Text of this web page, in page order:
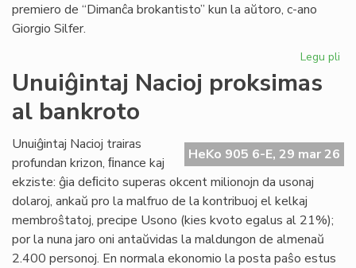
premiero de “Dimanĉa brokantisto” kun la aŭtoro, c-ano
Giorgio Silfer.
Legu pli
la
Unuiĝintaj Nacioj proksimas
al bankroto
HeKo 905 6-E, 29 mar 26
Unuiĝintaj Nacioj trairas
profundan krizon, ﬁnance kaj
ekziste: ĝia deﬁcito superas okcent milionojn da usonaj
dolaroj, ankaŭ pro la malfruo de la kontribuoj el kelkaj
membroŝtatoj, precipe Usono (kies kvoto egalus al 21%);
por la nuna jaro oni antaŭvidas la maldungon de almenaŭ
2.400 personoj. En normala ekonomio la posta paŝo estus